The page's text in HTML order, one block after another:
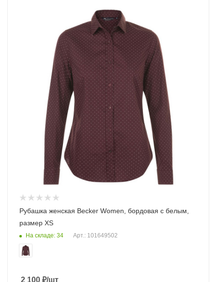
Рубашка женская Becker Women, бордовая с белым,
размер XS
На складе: 34 Арт.: 101649502
2 100 ₽/шт